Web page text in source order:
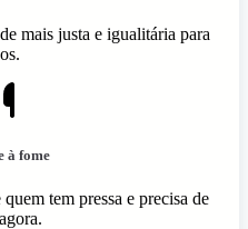
mais justa e igualitária para
à fome
tem pressa e precisa de